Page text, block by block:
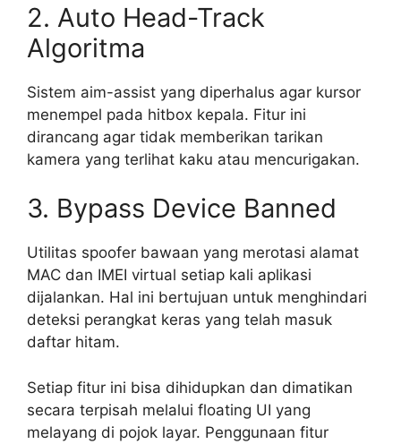
2. Auto Head-Track
Algoritma
Sistem aim-assist yang diperhalus agar kursor
menempel pada hitbox kepala. Fitur ini
dirancang agar tidak memberikan tarikan
kamera yang terlihat kaku atau mencurigakan.
3. Bypass Device Banned
Utilitas spoofer bawaan yang merotasi alamat
MAC dan IMEI virtual setiap kali aplikasi
dijalankan. Hal ini bertujuan untuk menghindari
deteksi perangkat keras yang telah masuk
daftar hitam.
Setiap fitur ini bisa dihidupkan dan dimatikan
secara terpisah melalui floating UI yang
melayang di pojok layar. Penggunaan fitur